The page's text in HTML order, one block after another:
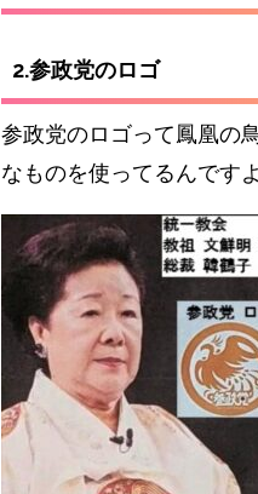
2.参政党のロゴ
参政党のロゴって鳳凰の
なものを使ってるんです